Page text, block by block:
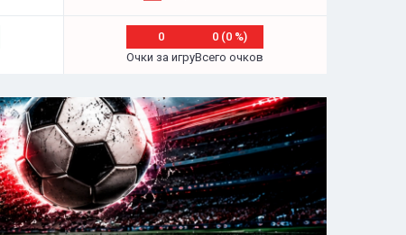
0
Очки за игру
0 (0 %)
Всего очков